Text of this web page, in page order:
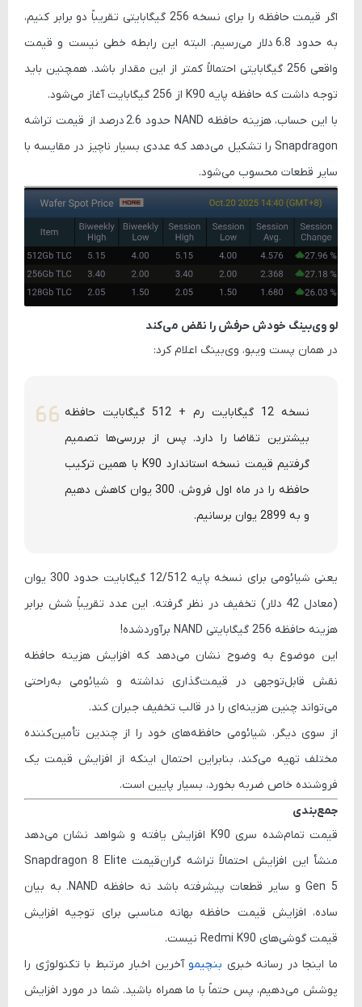
اگر قیمت حافظه را برای نسخه 256 گیگابایتی تقریباً دو برابر کنیم،
به حدود 6.8 دلار
می‌رسیم. البته این رابطه خطی نیست و قیمت
واقعی 256 گیگابایتی احتمالاً کمتر از این مقدار باشد. همچنین باید
توجه داشت که حافظه پایه K90 از 256 گیگابایت آغاز می‌شود.
با این حساب، هزینه حافظه NAND حدود
2.6 درصد
از قیمت تراشه
Snapdragon را تشکیل می‌دهد که عددی بسیار ناچیز در مقایسه با
سایر قطعات محسوب می‌شود.
لو وی‌بینگ خودش حرفش را نقض می‌کند
در همان پست ویبو، وی‌بینگ اعلام کرد:
نسخه 12 گیگابایت رم + 512 گیگابایت حافظه
بیشترین تقاضا را دارد. پس از بررسی‌ها تصمیم
گرفتیم قیمت نسخه استاندارد K90 با همین ترکیب
حافظه را در ماه اول فروش، 300 یوان کاهش دهیم
و به 2899 یوان برسانیم.
یعنی شیائومی برای نسخه پایه 12/512 گیگابایت حدود
300 یوان
(معادل 42 دلار)
تخفیف در نظر گرفته. این عدد تقریباً شش برابر
هزینه حافظه 256 گیگابایتی NAND
برآوردشده!
این موضوع به وضوح نشان می‌دهد که افزایش هزینه حافظه
نقش قابل‌توجهی در قیمت‌گذاری نداشته و شیائومی به‌راحتی
می‌تواند چنین هزینه‌ای را در قالب تخفیف جبران کند.
از سوی دیگر، شیائومی حافظه‌های خود را از چندین تأمین‌کننده
مختلف تهیه می‌کند، بنابراین احتمال اینکه از افزایش قیمت یک
فروشنده خاص ضربه بخورد، بسیار پایین است.
جمع‌بندی
قیمت تمام‌شده سری K90 افزایش یافته و شواهد نشان می‌دهد
منشأ این افزایش احتمالاً
تراشه گران‌قیمت Snapdragon 8 Elite
Gen 5
و سایر قطعات پیشرفته باشد نه حافظه‌ NAND. به بیان
ساده، افزایش قیمت حافظه بهانه مناسبی برای توجیه افزایش
قیمت گوشی‌های Redmi K90 نیست.
ما اینجا در رسانه خبری بنچیمو آخرین اخبار مرتبط با تکنولوژی را
پوشش می‌دهیم، پس حتماً با ما همراه باشید. شما در مورد افزایش